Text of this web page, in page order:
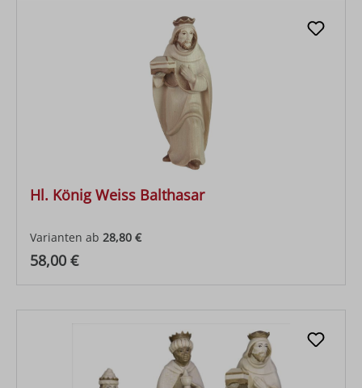
Hl. König Weiss Balthasar
Varianten ab 28,80 €
Regulärer Preis:
58,00 €